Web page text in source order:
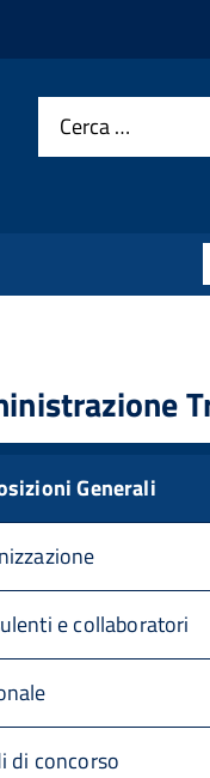
Cerca …
Generali
e collaboratori
di concorso